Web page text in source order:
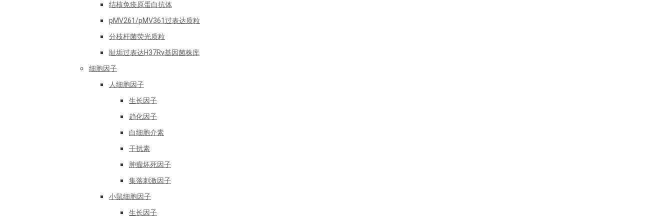
结核免疫原蛋白抗体
pMV261/pMV361过表达质粒
分枝杆菌荧光质粒
耻垢过表达H37Rv基因菌株库
细胞因子
人细胞因子
生长因子
趋化因子
白细胞介素
干扰素
肿瘤坏死因子
集落刺激因子
小鼠细胞因子
生长因子